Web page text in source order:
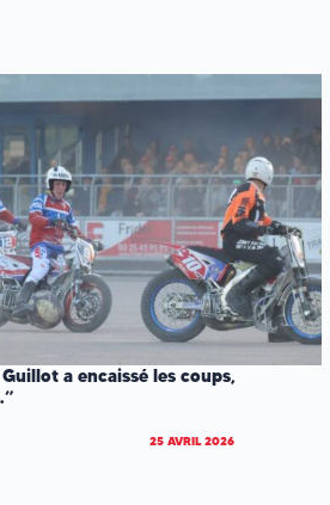
a encaissé les coups,
25 AVRIL 2026